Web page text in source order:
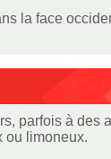
la face
parfois à des
ou limoneux.